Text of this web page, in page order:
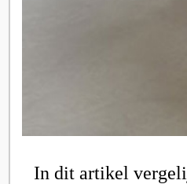
In dit artikel